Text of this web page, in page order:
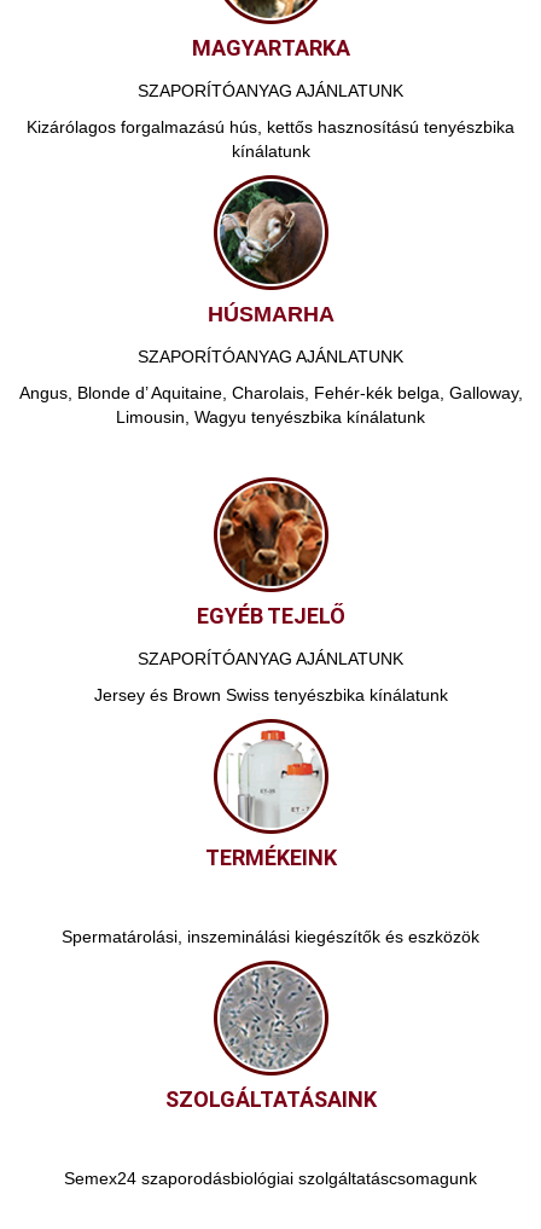
MAGYARTARKA
SZAPORÍTÓANYAG AJÁNLATUNK
Kizárólagos forgalmazású hús, kettős hasznosítású tenyészbika
kínálatunk
HÚSMARHA
SZAPORÍTÓANYAG AJÁNLATUNK
Angus, Blonde d’ Aquitaine, Charolais, Fehér-kék belga, Galloway,
Limousin, Wagyu tenyészbika kínálatunk
EGYÉB TEJELŐ
SZAPORÍTÓANYAG AJÁNLATUNK
Jersey és Brown Swiss tenyészbika kínálatunk
TERMÉKEINK
Spermatárolási, inszeminálási kiegészítők és eszközök
SZOLGÁLTATÁSAINK
Semex24 szaporodásbiológiai szolgáltatáscsomagunk